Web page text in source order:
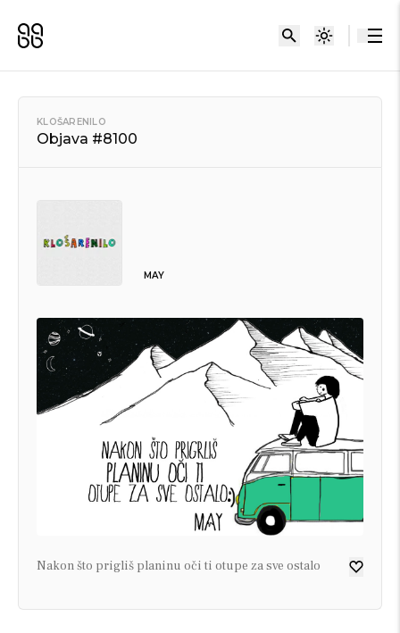
KLOŠARENILO
Objava #8100
MAY
Nakon što prigliš planinu oči ti otupe za sve ostalo